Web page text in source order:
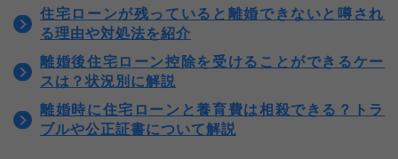
住宅ローンが残っていると離婚できないと噂され
る理由や対処法を紹介
離婚後住宅ローン控除を受けることができるケー
スは？状況別に解説
離婚時に住宅ローンと養育費は相殺できる？トラ
ブルや公正証書について解説
無料診断スタート